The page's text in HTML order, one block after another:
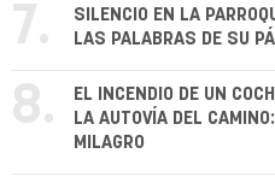
7.
SILENCIO EN LA
LAS PALABRAS DE SU
8.
EL INCENDIO DE UN
LA AUTOVÍA DEL
MILAGRO